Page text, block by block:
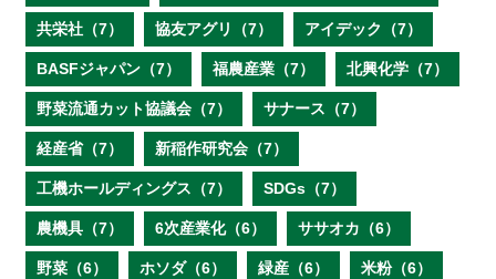
共栄社（7） 協友アグリ（7） アイデック（7）
BASFジャパン（7） 福農産業（7） 北興化学（7）
野菜流通カット協議会（7） サナース（7）
経産省（7） 新稲作研究会（7）
工機ホールディングス（7） SDGs（7）
農機具（7） 6次産業化（6） ササオカ（6）
野菜（6） ホソダ（6） 緑産（6） 米粉（6）